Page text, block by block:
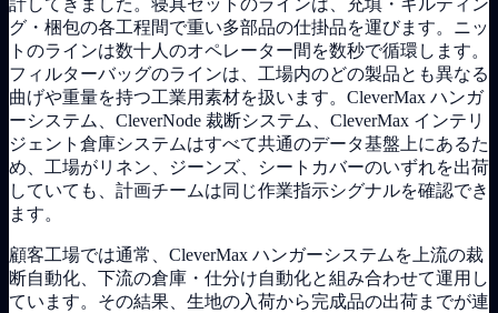
グ・梱包の各工程間で重い多部品の仕掛品を運びます。ニッ
トのラインは数十人のオペレーター間を数秒で循環します。
フィルターバッグのラインは、工場内のどの製品とも異なる
曲げや重量を持つ工業用素材を扱います。CleverMax ハンガ
ーシステム、CleverNode 裁断システム、CleverMax インテリ
ジェント倉庫システムはすべて共通のデータ基盤上にあるた
め、工場がリネン、ジーンズ、シートカバーのいずれを出荷
していても、計画チームは同じ作業指示シグナルを確認でき
ます。
顧客工場では通常、CleverMax ハンガーシステムを上流の裁
断自動化、下流の倉庫・仕分け自動化と組み合わせて運用し
ています。その結果、生地の入荷から完成品の出荷までが連